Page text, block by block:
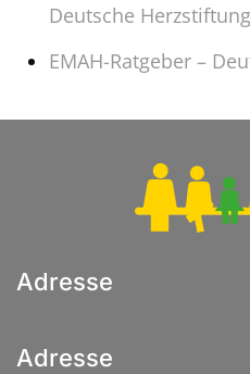
Deutsche Herzstiftung
EMAH-Ratgeber –
Adresse
Adresse